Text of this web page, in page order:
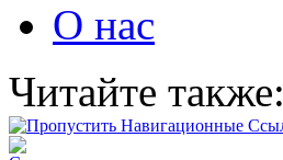
О нас
Читайте также: